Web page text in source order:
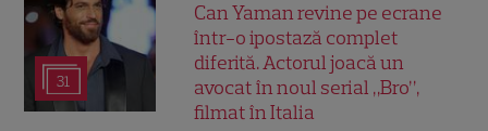
31
Can Yaman revine pe ecrane
într-o ipostază complet
diferită. Actorul joacă un
avocat în noul serial „Bro”,
filmat în Italia